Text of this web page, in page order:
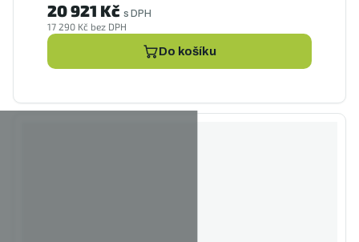
17 290 Kč bez DPH
20 921 Kč s DPH
Do košíku